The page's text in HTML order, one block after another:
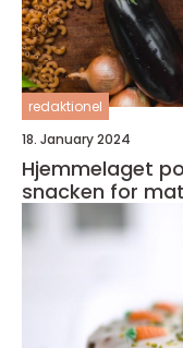
redaktionel
18. January 2024
Hjemmelaget
snacken for